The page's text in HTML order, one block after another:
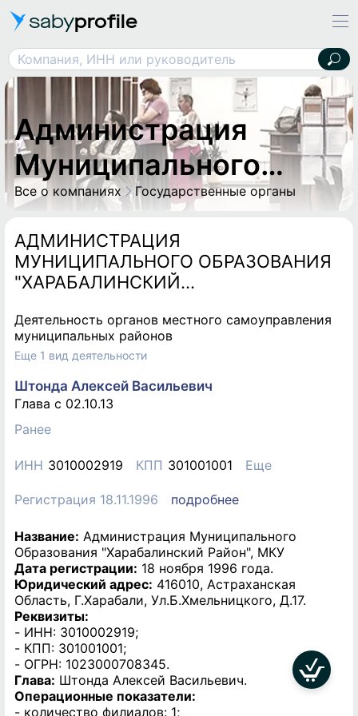
sabyprofile
Компания, ИНН или руководитель
Администрация Муниципального Образования "Харабалинский Район", МКУ
Администрация
Муниципального
Образования
"Харабалинский
Район", МКУ
Все о компаниях Государственные органы
АДМИНИСТРАЦИЯ
МУНИЦИПАЛЬНОГО ОБРАЗОВАНИЯ
"ХАРАБАЛИНСКИЙ
АСТРАХАНСКОЙ ОБЛАСТИ"
Деятельность органов местного самоуправления
муниципальных районов
Еще 1 вид деятельности
Штонда Алексей Васильевич
Глава c 02.10.13
Ранее
ИНН 3010002919 КПП 301001001 Еще
Регистрация 18.11.1996 подробнее
Название: Администрация Муниципального
Образования "Харабалинский Район", МКУ
Дата регистрации: 18 ноября 1996 года.
Юридический адрес: 416010, Астраханская
Область, Г.Харабали, Ул.Б.Хмельницкого, Д.17.
Реквизиты:
- ИНН: 3010002919;
- КПП: 301001001;
- ОГРН: 1023000708345.
Глава: Штонда Алексей Васильевич.
Операционные показатели:
- количество филиалов: 1;